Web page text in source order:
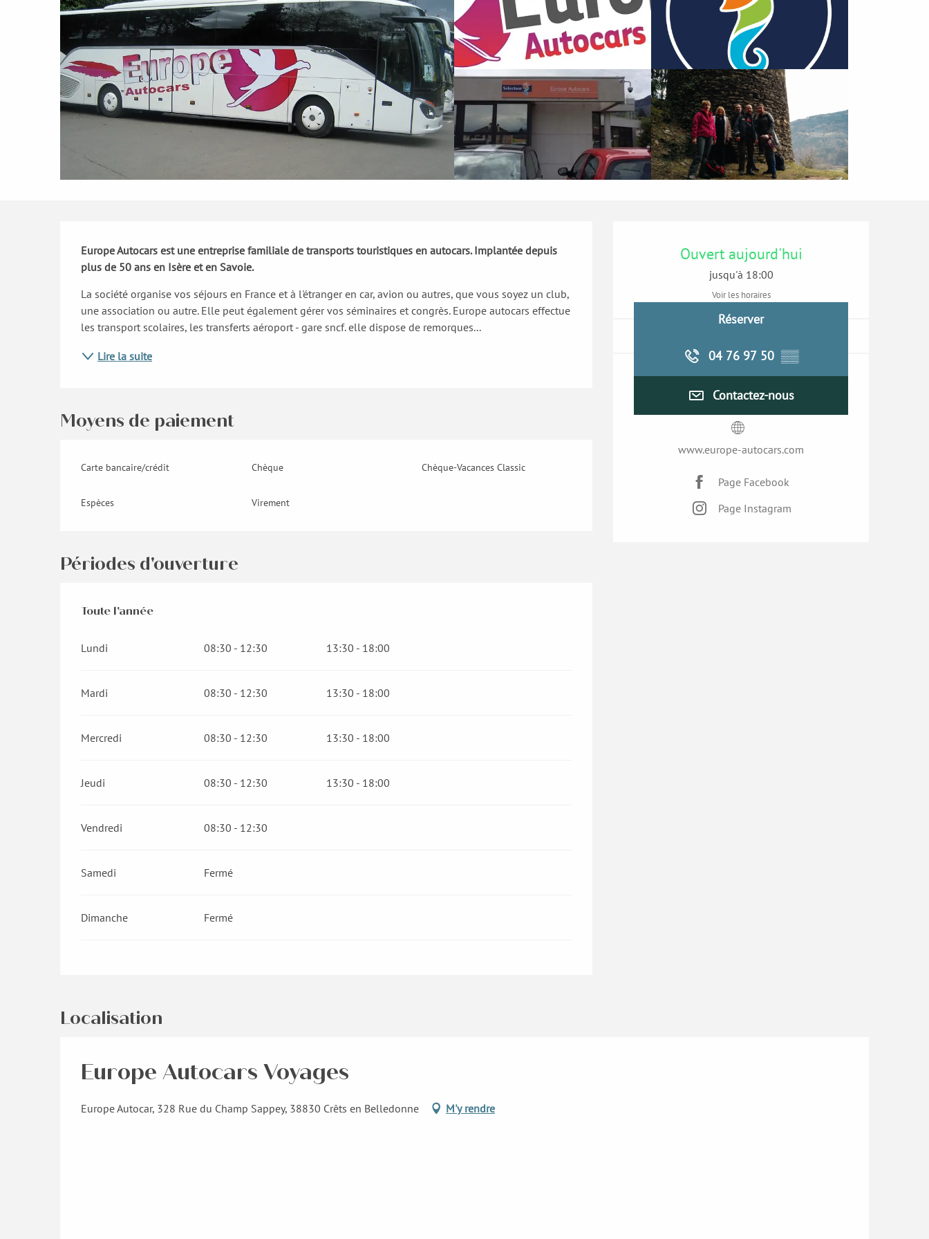
Ouverture et
Ouvert aujourd'hui
jusqu'à 18:00
Voir les horaires
Réserver
04 76 97 50 ▒▒
Contactez-nous
www.europe-autocars.com
Page Facebook
Page Instagram
Description
Europe Autocars est une entreprise familiale de transports touristiques en autocars. Implantée depuis
plus de 50 ans en Isère et en Savoie.
La société organise vos séjours en France et à l'étranger en car, avion ou autres, que vous soyez un club,
une association ou autre. Elle peut également gérer vos séminaires et congrès. Europe autocars effectue
les transport scolaires, les transferts aéroport - gare sncf. elle dispose de remorques...
Lire la suite
Moyens de paiement
Carte bancaire/crédit Chèque Chèque-Vacances Classic
Espèces Virement
Périodes d'ouverture
Toute l'année
Toute l'année
Lundi 08:30 - 12:30 13:30 - 18:00
Mardi 08:30 - 12:30 13:30 - 18:00
Mercredi 08:30 - 12:30 13:30 - 18:00
Jeudi 08:30 - 12:30 13:30 - 18:00
Vendredi 08:30 - 12:30
Samedi Fermé
Dimanche Fermé
Localisation
Europe Autocars Voyages
Europe Autocar, 328 Rue du Champ Sappey, 38830 Crêts en Belledonne M'y rendre